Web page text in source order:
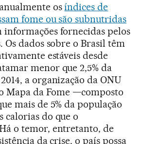
osíndices de
fome ou são subnutridas
informações fornecidas pelos
Os dados sobre o Brasil têm
estáveis desde
menor que 2,5% da
a organização da ONU
Mapa da Fome —composto
mais de 5% da população
calorias do que o
o temor, entretanto, de
da crise, o país possa